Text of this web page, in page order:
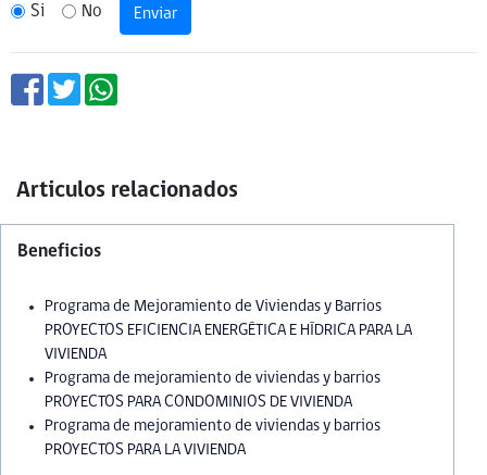
Si No Enviar
Articulos relacionados
Beneficios
Programa de Mejoramiento de Viviendas y Barrios
PROYECTOS EFICIENCIA ENERGÉTICA E HÍDRICA PARA LA
VIVIENDA
Programa de mejoramiento de viviendas y barrios
PROYECTOS PARA CONDOMINIOS DE VIVIENDA
Programa de mejoramiento de viviendas y barrios
PROYECTOS PARA LA VIVIENDA